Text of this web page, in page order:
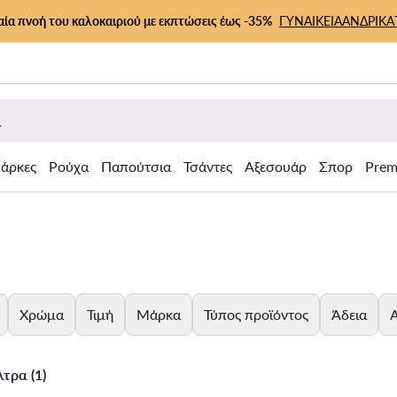
πνοή του καλοκαιριού με εκπτώσεις έως -35% ΓΥΝΑΙΚΕΙΑΑΝΔΡΙΚΑ
Ρούχα Παπούτσια Τσάντες Αξεσουάρ Σπορ
Χρώμα Τιμή Μάρκα Τύπος προϊόντος Άδεια
(1)